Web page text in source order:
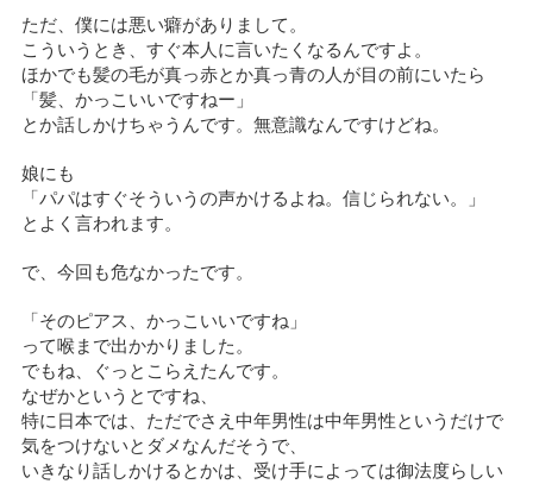
ただ、僕には悪い癖がありまして。
こういうとき、すぐ本人に言いたくなるんですよ。
ほかでも髪の毛が真っ赤とか真っ青の人が目の前にいたら
「髪、かっこいいですねー」
とか話しかけちゃうんです。無意識なんですけどね。
娘にも
「パパはすぐそういうの声かけるよね。信じられない。」
とよく言われます。
で、今回も危なかったです。
「そのピアス、かっこいいですね」
って喉まで出かかりました。
でもね、ぐっとこらえたんです。
なぜかというとですね、
特に日本では、ただでさえ中年男性は中年男性というだけで
気をつけないとダメなんだそうで、
いきなり話しかけるとかは、受け手によっては御法度らしい